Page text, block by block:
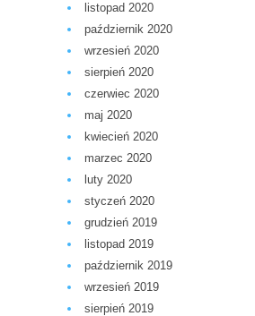
listopad 2020
październik 2020
wrzesień 2020
sierpień 2020
czerwiec 2020
maj 2020
kwiecień 2020
marzec 2020
luty 2020
styczeń 2020
grudzień 2019
listopad 2019
październik 2019
wrzesień 2019
sierpień 2019